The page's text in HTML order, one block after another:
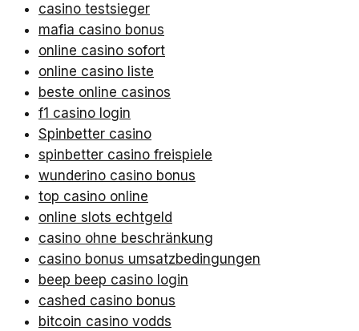
casino testsieger
mafia casino bonus
online casino sofort
online casino liste
beste online casinos
f1 casino login
Spinbetter casino
spinbetter casino freispiele
wunderino casino bonus
top casino online
online slots echtgeld
casino ohne beschränkung
casino bonus umsatzbedingungen
beep beep casino login
cashed casino bonus
bitcoin casino vodds